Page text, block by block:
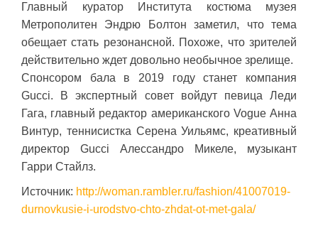
Главный куратор Института костюма музея
Метрополитен Эндрю Болтон заметил, что тема
обещает стать резонансной. Похоже, что зрителей
действительно ждет довольно необычное зрелище.
Спонсором бала в 2019 году станет компания
Gucci. В экспертный совет войдут певица Леди
Гага, главный редактор американского Vogue Анна
Винтур, теннисистка Серена Уильямс, креативный
директор Gucci Алессандро Микеле, музыкант
Гарри Стайлз.
Источник: http://woman.rambler.ru/fashion/41007019-
durnovkusie-i-urodstvo-chto-zhdat-ot-met-gala/